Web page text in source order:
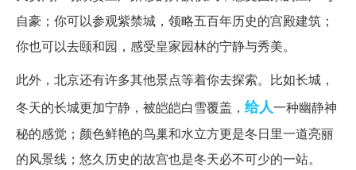
自豪；你可以参观紫禁城，领略五百年历史的宫殿建筑；
你也可以去颐和园，感受皇家园林的宁静与秀美。
此外，北京还有许多其他景点等着你去探索。比如长城，
冬天的长城更加宁静，被皑皑白雪覆盖， 给人一种幽静神
秘的感觉；颜色鲜艳的鸟巢和水立方更是冬日里一道亮丽
的风景线；悠久历史的故宫也是冬天必不可少的一站。